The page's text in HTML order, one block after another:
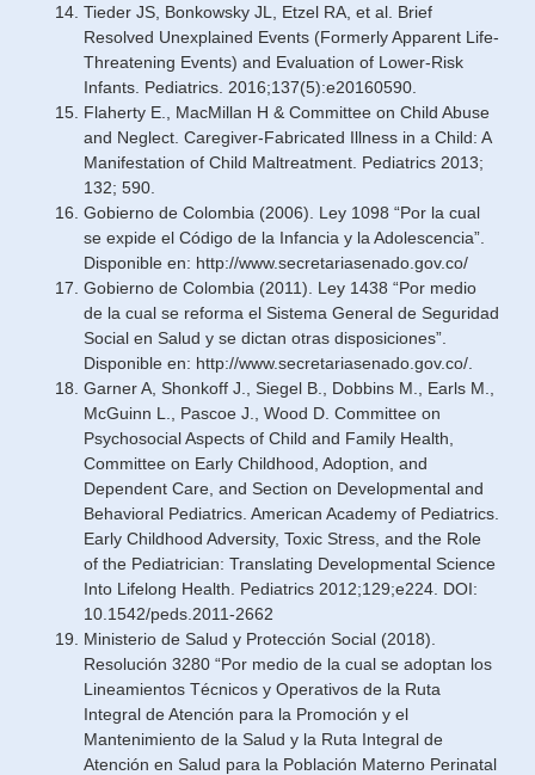
Tieder JS, Bonkowsky JL, Etzel RA, et al. Brief
Resolved Unexplained Events (Formerly Apparent Life-
Threatening Events) and Evaluation of Lower-Risk
Infants. Pediatrics. 2016;137(5):e20160590.
Flaherty E., MacMillan H & Committee on Child Abuse
and Neglect. Caregiver-Fabricated Illness in a Child: A
Manifestation of Child Maltreatment. Pediatrics 2013;
132; 590.
Gobierno de Colombia (2006). Ley 1098 “Por la cual
se expide el Código de la Infancia y la Adolescencia”.
Disponible en: http://www.secretariasenado.gov.co/
Gobierno de Colombia (2011). Ley 1438 “Por medio
de la cual se reforma el Sistema General de Seguridad
Social en Salud y se dictan otras disposiciones”.
Disponible en: http://www.secretariasenado.gov.co/
Garner A, Shonkoff J., Siegel B., Dobbins M., Earls M.,
McGuinn L., Pascoe J., Wood D. Committee on
Psychosocial Aspects of Child and Family Health,
Committee on Early Childhood, Adoption, and
Dependent Care, and Section on Developmental and
Behavioral Pediatrics. American Academy of Pediatrics.
Early Childhood Adversity, Toxic Stress, and the Role
of the Pediatrician: Translating Developmental Science
Into Lifelong Health. Pediatrics 2012;129;e224. DOI:
10.1542/peds.2011-2662
Ministerio de Salud y Protección Social (2018).
Resolución 3280 “Por medio de la cual se adoptan los
Lineamientos Técnicos y Operativos de la Ruta
Integral de Atención para la Promoción y el
Mantenimiento de la Salud y la Ruta Integral de
Atención en Salud para la Población Materno Perinatal